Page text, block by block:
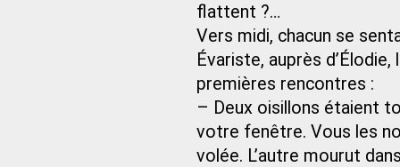
flattent ?…
Vers midi, chacun se
Évariste, auprès
premières rencontres :
– Deux oisillons étaient
votre fenêtre. Vous les
volée. L’autre mourut